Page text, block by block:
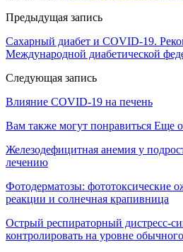
Предыдущая запись
Сахарный диабет и COVID-19.
Международной диабетической
Следующая запись
Влияние COVID-19 на печень
Вам также могут понравиться Еще
Железодефицитная анемия у
лечению
Фотодерматозы: фототоксические
реакции и солнечная крапивница
Острый респираторный дистресс-
контролировать на уровне